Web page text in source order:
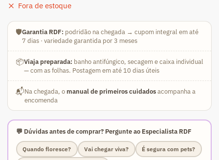
Fora de estoque
🛡️Garantia RDF: podridão na chegada → cupom integral em até
7 dias · variedade garantida por 3 meses
📦Viaja preparada: banho antifúngico, secagem e caixa individual
— com as folhas. Postagem em até 10 dias úteis
📬Na chegada, o manual de primeiros cuidadosacompanha a
encomenda
💬 Dúvidas antes de comprar? Pergunte ao Especialista RDF
Quando floresce? Vai chegar viva? É segura com pets?